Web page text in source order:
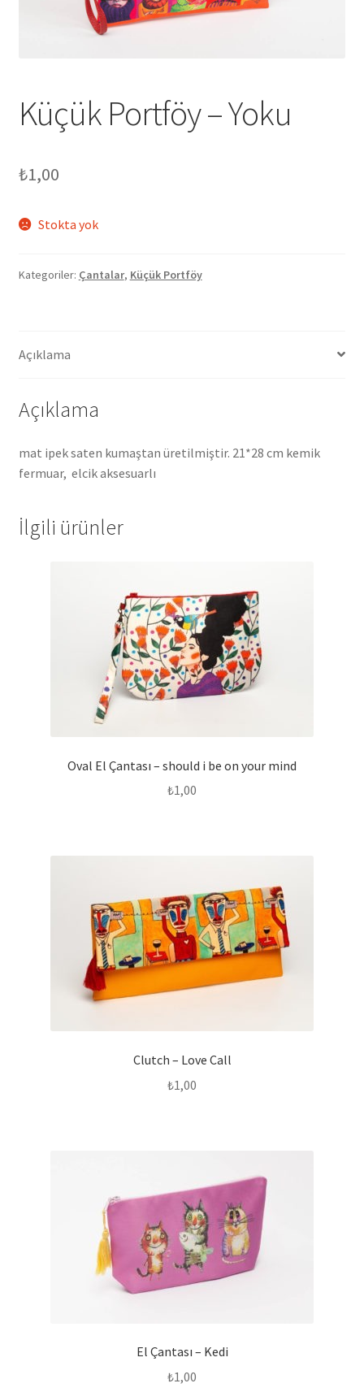
Küçük Portföy – Yoku
₺1,00
Stokta yok
Kategoriler: Çantalar, Küçük Portföy
Açıklama
Açıklama
mat ipek saten kumaştan üretilmiştir. 21*28 cm kemik
fermuar, elcik aksesuarlı
İlgili ürünler
Oval El Çantası – should i be on your mind
₺1,00
Clutch – Love Call
₺1,00
El Çantası – Kedi
₺1,00